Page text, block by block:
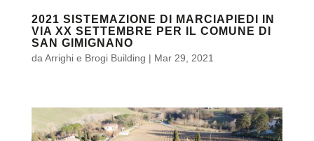
2021 SISTEMAZIONE DI MARCIAPIEDI IN
VIA XX SETTEMBRE PER IL COMUNE DI
SAN GIMIGNANO
da Arrighi e Brogi Building | Mar 29, 2021